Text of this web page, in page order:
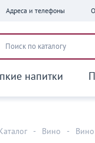
Адреса и телефоны
напитки
- Вино -